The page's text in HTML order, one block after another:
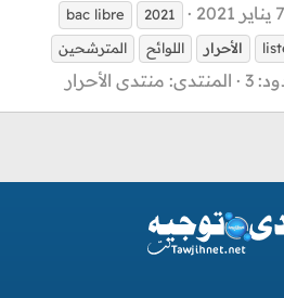
7 يناير 2021 2021
bac libre
الأحرار اللوائح
المترشحين
3 المنتدى: منتدى الأحرار